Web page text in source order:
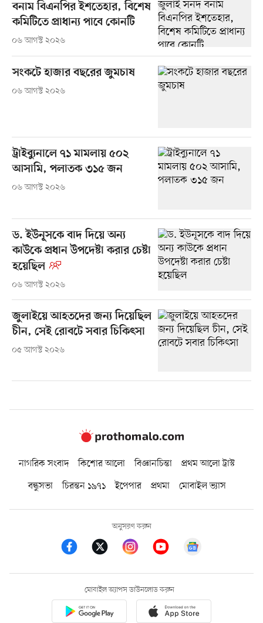
বনাম বিএনপির ইশতেহার, বিশেষ
কমিটিতে প্রাধান্য পাবে কোনটি
০৬ আগস্ট ২০২৬
সংকটে হাজার বছরের জুমচাষ
০৬ আগস্ট ২০২৬
ট্রাইব্যুনালে ৭১ মামলায় ৫০২
আসামি, পলাতক ৩১৫ জন
০৬ আগস্ট ২০২৬
ড. ইউনূসকে বাদ দিয়ে অন্য
কাউকে প্রধান উপদেষ্টা করার চেষ্টা
হয়েছিল
০৬ আগস্ট ২০২৬
জুলাইয়ে আহতদের জন্য দিয়েছিল
চীন, সেই রোবটে সবার চিকিৎসা
০৫ আগস্ট ২০২৬
নাগরিক সংবাদ কিশোর আলো বিজ্ঞানচিন্তা
প্রথম আলো ট্রাস্ট
বন্ধুসভা
চিরন্তন ১৯৭১ ইপেপার প্রথমা মোবাইল ভ্যাস
অনুসরণ করুন
মোবাইল অ্যাপস ডাউনলোড করুন